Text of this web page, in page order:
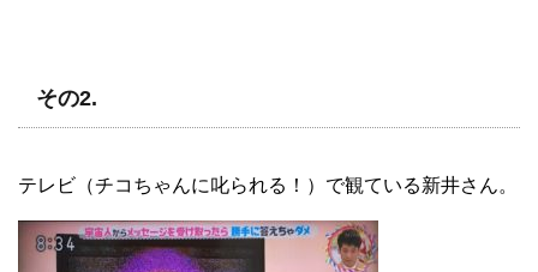
その2.
テレビ（チコちゃんに叱られる！）で観ている新井さん。